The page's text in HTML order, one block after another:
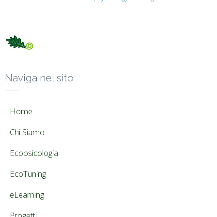
Naviga nel sito
Home
Chi Siamo
Ecopsicologia
EcoTuning
eLearning